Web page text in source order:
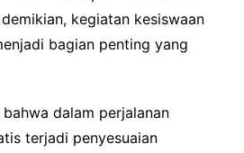
kegiatan kesiswaan
bagian penting yang
dalam perjalanan
terjadi penyesuaian